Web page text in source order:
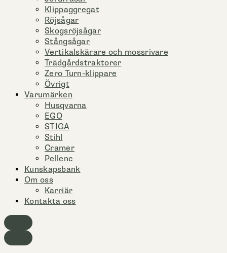
Klippaggregat
Röjsågar
Skogsröjsågar
Stångsågar
Vertikalskärare och mossrivare
Trädgårdstraktorer
Zero Turn-klippare
Övrigt
Varumärken
Husqvarna
EGO
STIGA
Stihl
Cramer
Pellenc
Kunskapsbank
Om oss
Karriär
Kontakta oss